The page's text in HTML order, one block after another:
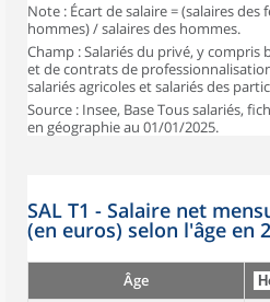
Note : Écart de salaire = (salaires des
hommes) / salaires des hommes.
Champ : Salariés du privé, y compris
et de contrats de
salariés agricoles et salariés des
Source : Insee, Base Tous salariés,
en géographie au 01/01/2025.
SAL T1 - Salaire net
(en euros) selon l'âge en
Âge